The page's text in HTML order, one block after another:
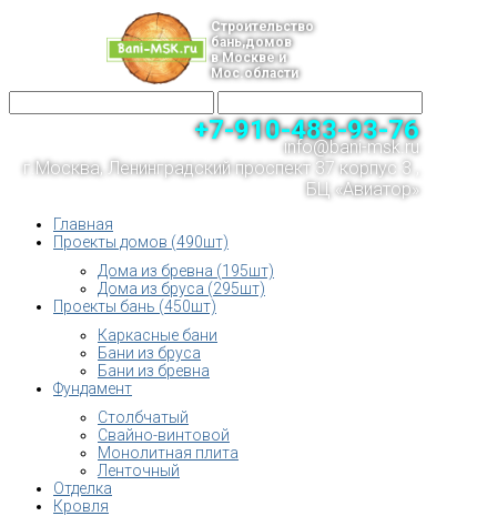
Строительство
бань,домов
в Москве и
Мос.области
+7-910-483-93-76
info@bani-msk.ru
г.Москва, Ленинградский проспект 37 корпус 3 ,
БЦ «Авиатор»
Главная
Проекты домов (490шт)
Дома из бревна (195шт)
Дома из бруса (295шт)
Проекты бань (450шт)
Каркасные бани
Бани из бруса
Бани из бревна
Фундамент
Столбчатый
Свайно-винтовой
Монолитная плита
Ленточный
Отделка
Кровля